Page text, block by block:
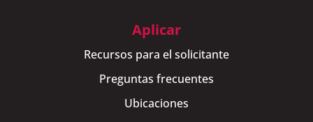
Aplicar
Recursos para el solicitante
Preguntas frecuentes
Ubicaciones